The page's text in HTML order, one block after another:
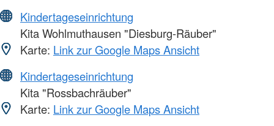
Kindertageseinrichtung
Kita Wohlmuthausen "Diesburg-Räuber"
Karte: Link zur Google Maps Ansicht
Kindertageseinrichtung
Kita "Rossbachräuber"
Karte: Link zur Google Maps Ansicht